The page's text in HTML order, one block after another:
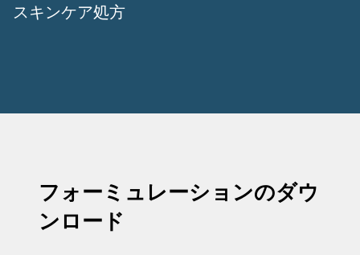
スキンケア処方
フォーミュレーションのダウ
ンロード